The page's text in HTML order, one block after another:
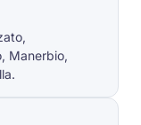
Manerbio,